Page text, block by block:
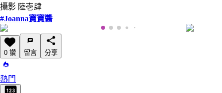
攝影 陸壱肆
#Joanna寶寶醬
0 讚 留言 分享
熱門